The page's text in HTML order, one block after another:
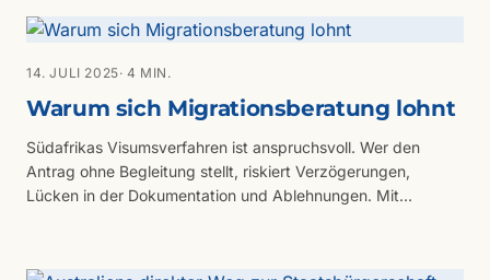
14. JULI 2025· 4 MIN.
Warum sich Migrationsberatung lohnt
Südafrikas Visumsverfahren ist anspruchsvoll. Wer den
Antrag ohne Begleitung stellt, riskiert Verzögerungen,
Lücken in der Dokumentation und Ablehnungen. Mit